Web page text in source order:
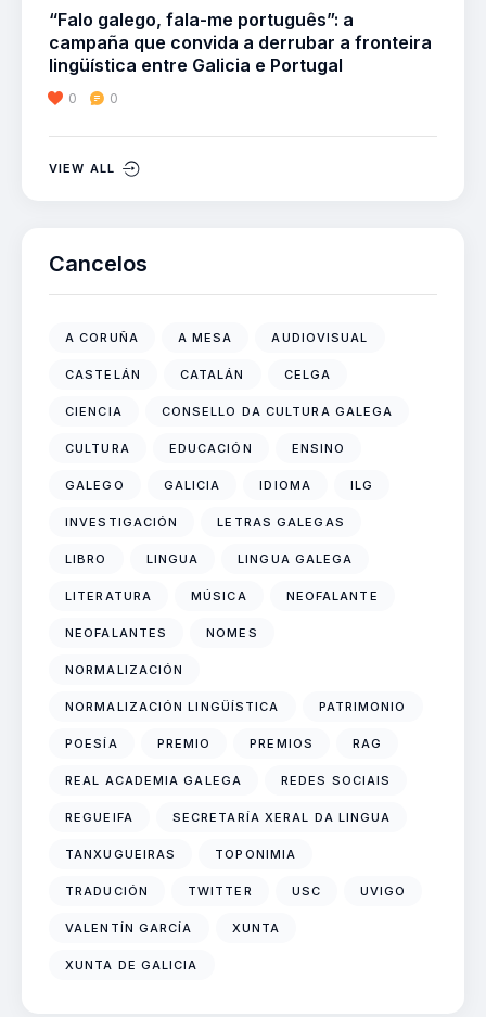
“Falo galego, fala-me português”: a
campaña que convida a derrubar a fronteira
lingüística entre Galicia e Portugal
0 0
VIEW ALL
Cancelos
A CORUÑA A MESA AUDIOVISUAL
CASTELÁN CATALÁN CELGA
CIENCIA CONSELLO DA CULTURA GALEGA
CULTURA EDUCACIÓN ENSINO
GALEGO GALICIA IDIOMA ILG
INVESTIGACIÓN LETRAS GALEGAS
LIBRO LINGUA LINGUA GALEGA
LITERATURA MÚSICA NEOFALANTE
NEOFALANTES NOMES
NORMALIZACIÓN
NORMALIZACIÓN LINGÜÍSTICA PATRIMONIO
POESÍA PREMIO PREMIOS RAG
REAL ACADEMIA GALEGA REDES SOCIAIS
REGUEIFA SECRETARÍA XERAL DA LINGUA
TANXUGUEIRAS TOPONIMIA
TRADUCIÓN TWITTER USC UVIGO
VALENTÍN GARCÍA XUNTA
XUNTA DE GALICIA